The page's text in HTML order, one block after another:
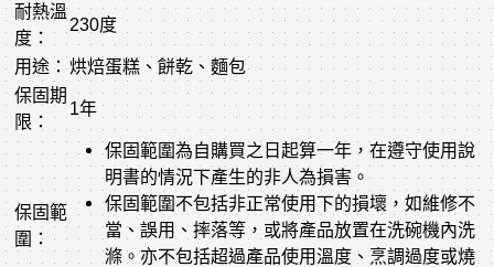
耐熱溫
度：
230度
用途：烘焙蛋糕、餅乾、麵包
保固期
限：
1年
保固範
圍：
保固範圍為自購買之日起算一年，在遵守使用說
明書的情況下產生的非人為損害。
保固範圍不包括非正常使用下的損壞，如維修不
當、誤用、摔落等，或將產品放置在洗碗機內洗
滌。亦不包括超過產品使用溫度、烹調過度或燒